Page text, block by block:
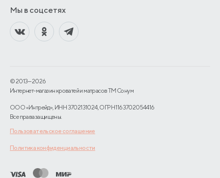
Мы в соцсетях
© 2013—2026
Интернет-магазин кроватей и матрасов TM Сонум
ООО «Интрейд», ИНН 3702131024, ОГРН 1163702054416
Все права защищены.
Пользовательское соглашение
Политика конфиденциальности